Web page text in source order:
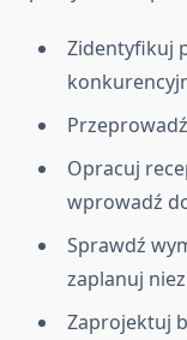
Zidentyfikuj
Opracuj
wprowadź
Sprawdź
zaplanuj
Zaprojektuj